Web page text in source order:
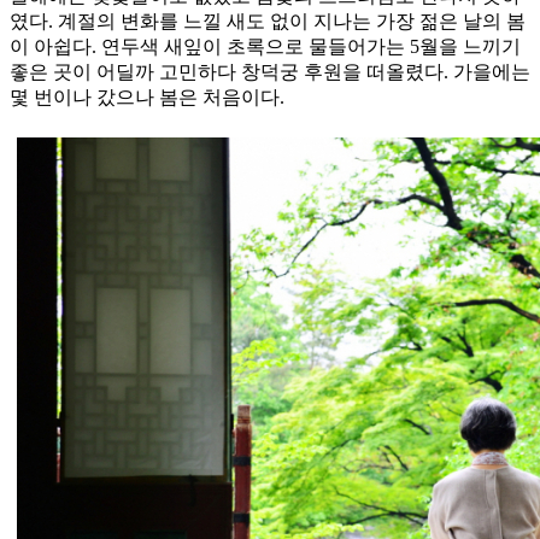
였다. 계절의 변화를 느낄 새도 없이 지나는 가장 젊은 날의 봄
이 아쉽다. 연두색 새잎이 초록으로 물들어가는 5월을 느끼기
좋은 곳이 어딜까 고민하다 창덕궁 후원을 떠올렸다. 가을에는
몇 번이나 갔으나 봄은 처음이다.